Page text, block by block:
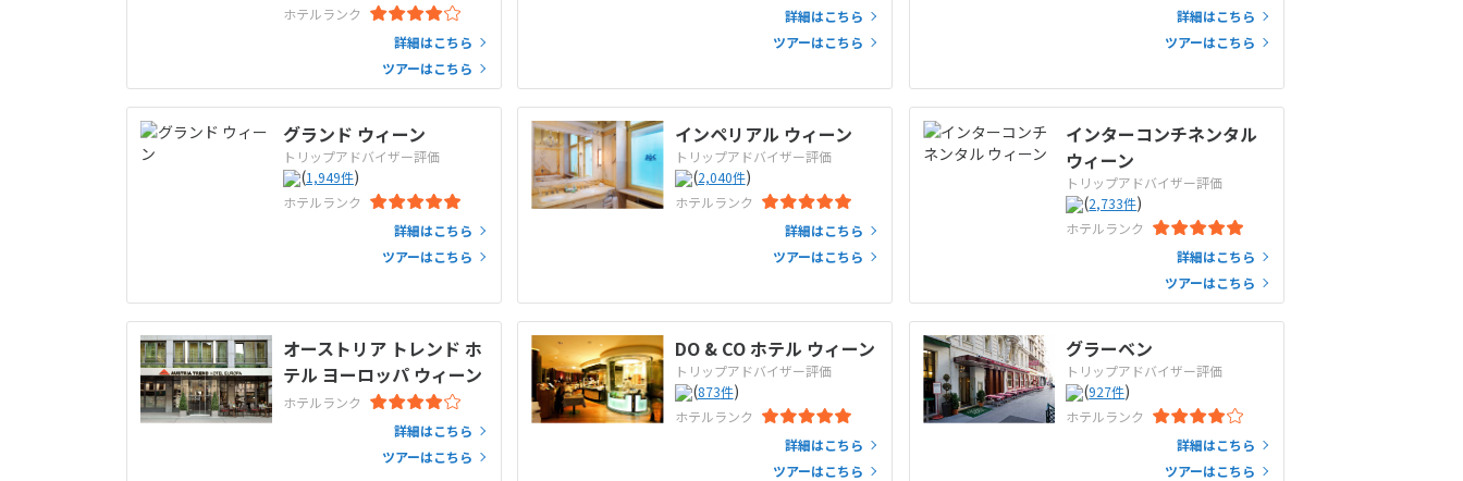
ホテルランク
詳細はこちら
ツアーはこちら
詳細はこちら
ツアーはこちら
詳細はこちら
ツアーはこちら
グランド ウィーン
トリップアドバイザー評価
(1,949件)
ホテルランク
詳細はこちら
ツアーはこちら
インペリアル ウィーン
トリップアドバイザー評価
(2,040件)
ホテルランク
詳細はこちら
ツアーはこちら
インターコンチネンタル
ウィーン
トリップアドバイザー評価
(2,733件)
ホテルランク
詳細はこちら
ツアーはこちら
オーストリア トレンド ホ
テル ヨーロッパ ウィーン
ホテルランク
詳細はこちら
ツアーはこちら
DO & CO ホテル ウィーン
トリップアドバイザー評価
(873件)
ホテルランク
詳細はこちら
ツアーはこちら
グラーベン
トリップアドバイザー評価
(927件)
ホテルランク
詳細はこちら
ツアーはこちら